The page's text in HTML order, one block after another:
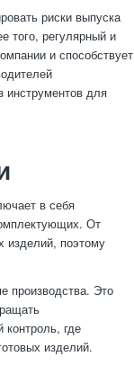
риски выпуска
того, регулярный и
и способствует
инструментов для
в себя
От
изделий, поэтому
производства. Это
где
изделий.